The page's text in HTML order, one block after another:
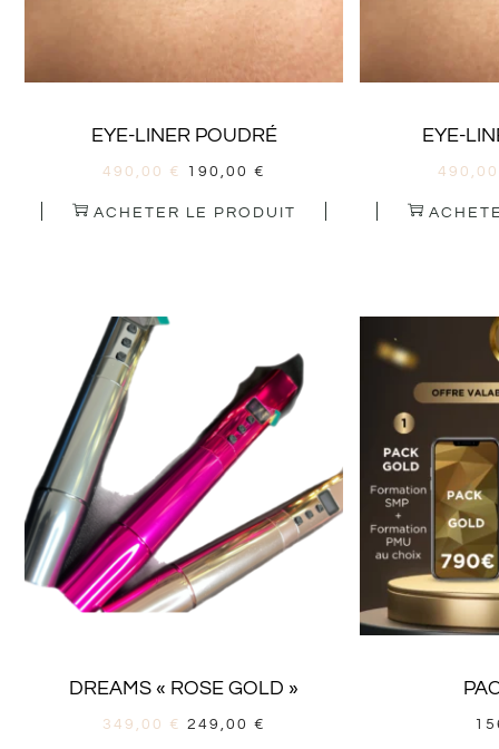
EYE-LINER POUDRÉ
490,00 € 190,00 €
ACHETER LE PRODUIT
EYE-
DREAMS « ROSE GOLD »
349,00 € 249,00 €